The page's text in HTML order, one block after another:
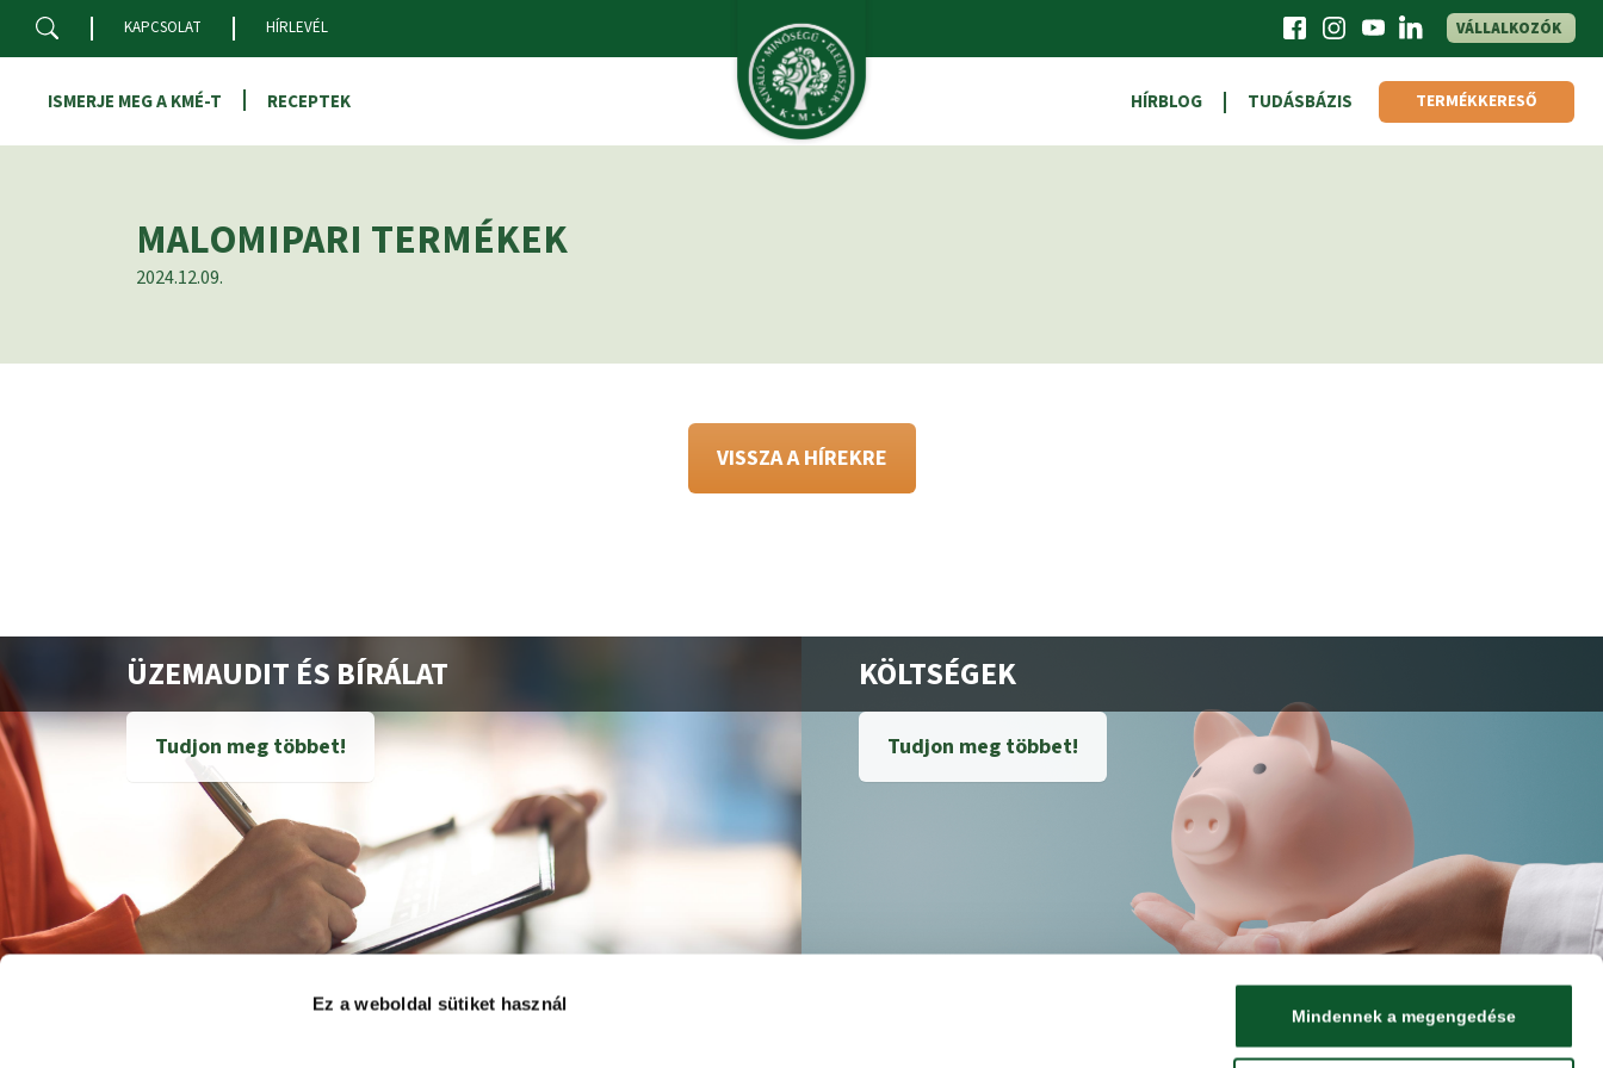
Ez a weboldal sütiket használ
Mindennek a megengedése
Skip to main content
KAPCSOLAT HÍRLEVÉL VÁLLALKOZÓK
ISMERJE MEG A KMÉ-T RECEPTEK HÍRBLOG TUDÁSBÁZIS TERMÉKKERESŐ
MALOMIPARI TERMÉKEK
2024.12.09.
VISSZA A HÍREKRE
ÜZEMAUDIT ÉS BÍRÁLAT
Tudjon meg többet!
KÖLTSÉGEK
Tudjon meg többet!